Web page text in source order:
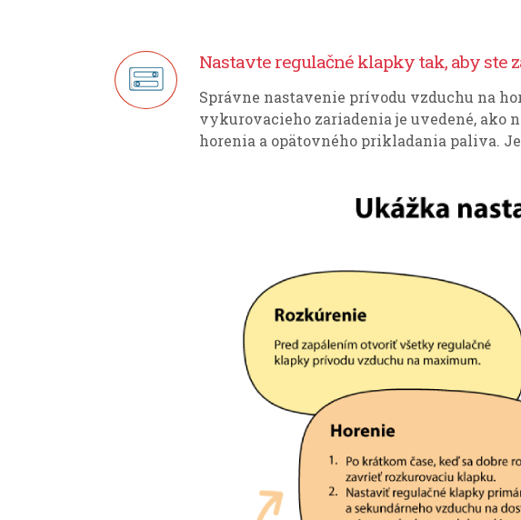
Nastavte regulačné klapky tak, aby ste
Správne nastavenie prívodu vzduchu na
vykurovacieho zariadenia je uvedené, ako
horenia a opätovného prikladania paliva.